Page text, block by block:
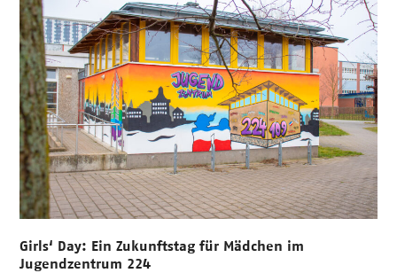
Girls‘ Day: Ein Zukunftstag für Mädchen im
Jugendzentrum 224